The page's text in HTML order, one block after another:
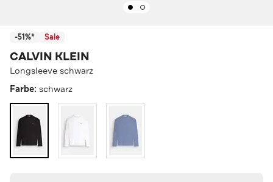
-51%* Sale
CALVIN KLEIN
Longsleeve schwarz
Farbe: schwarz